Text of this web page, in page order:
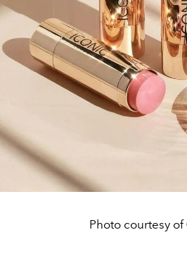
Photo courtesy